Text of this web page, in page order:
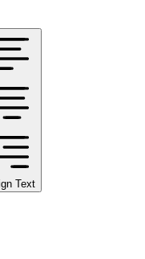
Text